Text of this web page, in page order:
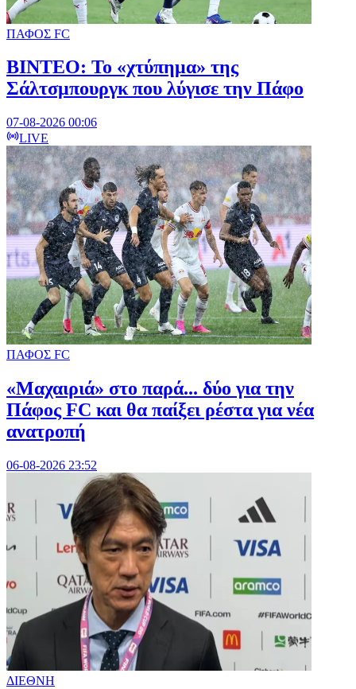
ΠΑΦΟΣ FC
ΒΙΝΤΕΟ: Το «χτύπημα» της
Σάλτσμπουργκ που λύγισε την Πάφο
07-08-2026 00:06
LIVE
ΠΑΦΟΣ FC
«Μαχαιριά» στο παρά... δύο για την
Πάφος FC και θα παίξει ρέστα για νέα
ανατροπή
06-08-2026 23:52
ΔΙΕΘΝΗ